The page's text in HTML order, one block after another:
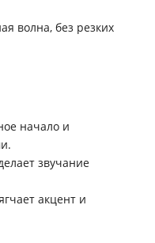
волна, без резких
начало и
звучание
акцент и